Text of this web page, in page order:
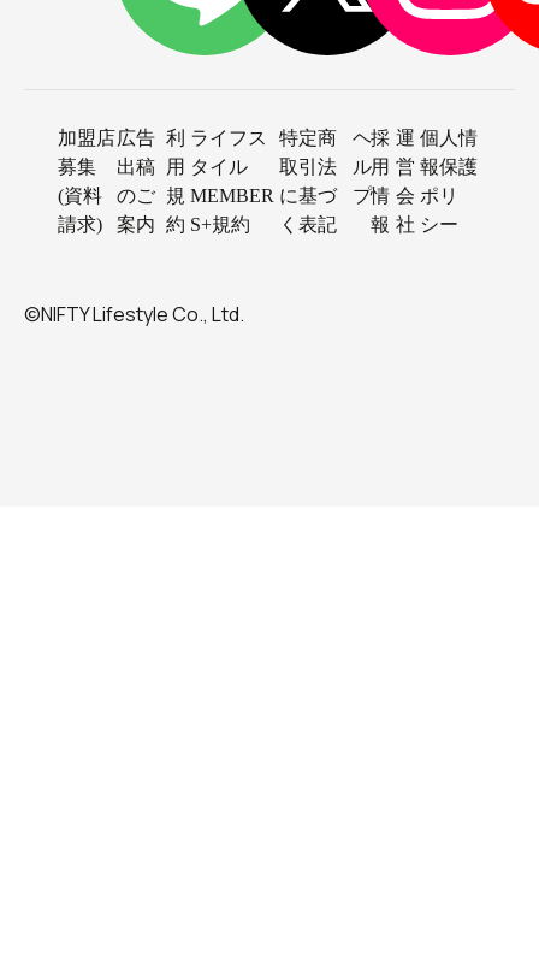
加盟店
募集
(資料
請求)
広告
出稿
のご
案内
利
用
規
約
ライフス
タイル
MEMBER
S+規約
特定商
取引法
に基づ
く表記
ヘ
ル
プ
採
用
情
報
運
営
会
社
個人情
報保護
ポリ
シー
©NIFTY Lifestyle Co., Ltd.